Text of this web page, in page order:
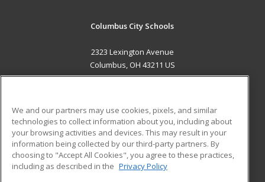
Columbus City Schools
2323 Lexington Avenue
Columbus, OH 43211 US
ADDITIONAL RESOURCES
Military
Financial Assistance
Help
Student Blog
We and our partners may use cookies, pixels, and similar
technologies to collect information about you, including about
your browsing activities and devices. This may result in your
information being collected by our third-party partners. By
choosing to "Accept All Cookies", you agree to these practices,
including as described in the Privacy Policy